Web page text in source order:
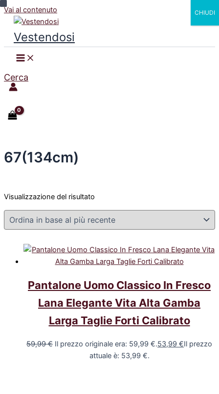
Vai al contenuto
Vestendosi
Cerca
67(134cm)
Visualizzazione del risultato
Pantalone Uomo Classico In Fresco
Lana Elegante Vita Alta Gamba
Larga Taglie Forti Calibrato
59,99€ Il prezzo originale era: 59,99 €.53,99 €Il prezzo
attuale è: 53,99 €.
CHIUDI